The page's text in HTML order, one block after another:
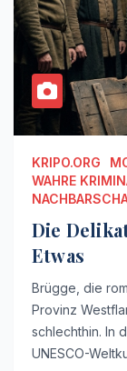
KRIPO.ORG
WAHRE
Die
Etwas
Brügge, die
Provinz
schlechthin. In
UNESCO-